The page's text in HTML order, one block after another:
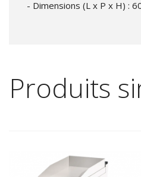
- Dimensions (L x P x H) :
Produits